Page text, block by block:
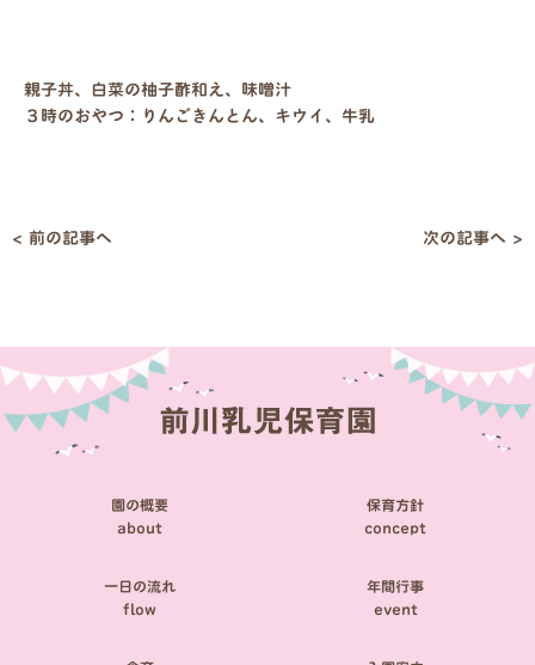
親子丼、白菜の柚子酢和え、味噌汁
３時のおやつ：りんごきんとん、キウイ、牛乳
投
< 前の記事へ 次の記事へ >
園の概要
about
保育方針
concept
一日の流れ
flow
年間行事
event